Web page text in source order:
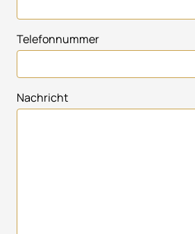
Telefonnummer
Nachricht